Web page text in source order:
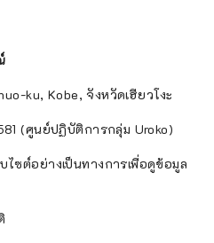
ku, Kobe, จังหวัดเฮียวโงะ
(ศูนย์ปฏิบัติการกลุ่ม Uroko)
ไซต์อย่างเป็นทางการเพื่อดูข้อมูล